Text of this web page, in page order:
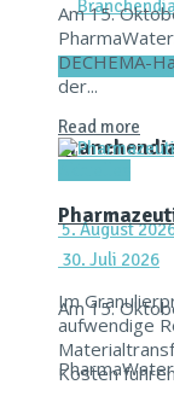
5. August
Am 15.
Am 15.
DECHEMA-
der...
Read more
30. Juli 2026
Im
aufwendige
Kosten